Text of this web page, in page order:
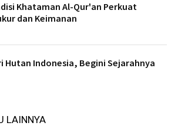
Khataman Al-Qur'an Perkuat
dan Keimanan
Hutan Indonesia, Begini Sejarahnya
LAINNYA